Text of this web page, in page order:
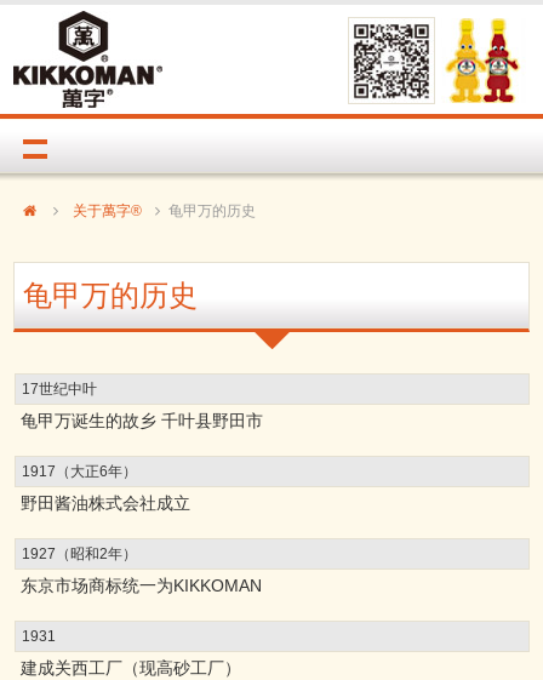
关于萬字® 龟甲万的历史
龟甲万的历史
17世纪中叶
龟甲万诞生的故乡 千叶县野田市
1917（大正6年）
野田酱油株式会社成立
1927（昭和2年）
东京市场商标统一为KIKKOMAN
1931
建成关西工厂（现高砂工厂）